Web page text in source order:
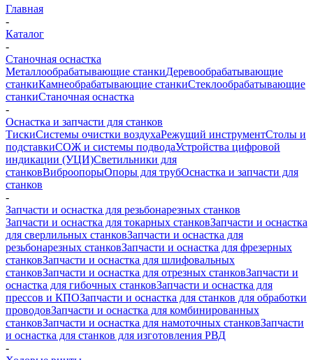
Главная
-
Каталог
-
Станочная оснастка
Металлообрабатывающие станкиДеревообрабатывающие
станкиКамнеобрабатывающие станкиСтеклообрабатывающие
станкиСтаночная оснастка
-
Оснастка и запчасти для станков
ТискиСистемы очистки воздухаРежущий инструментСтолы и
подставкиСОЖ и системы подводаУстройства цифровой
индикации (УЦИ)Светильники для
станковВиброопорыОпоры для трубОснастка и запчасти для
станков
-
Запчасти и оснастка для резьбонарезных станков
Запчасти и оснастка для токарных станковЗапчасти и оснастка
для сверлильных станковЗапчасти и оснастка для
резьбонарезных станковЗапчасти и оснастка для фрезерных
станковЗапчасти и оснастка для шлифовальных
станковЗапчасти и оснастка для отрезных станковЗапчасти и
оснастка для гибочных станковЗапчасти и оснастка для
прессов и КПОЗапчасти и оснастка для станков для обработки
проводовЗапчасти и оснастка для комбинированных
станковЗапчасти и оснастка для намоточных станковЗапчасти
и оснастка для станков для изготовления РВД
-